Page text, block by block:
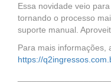
Essa novidade veio
tornando o processo
suporte manual.
Para mais informações,
https://